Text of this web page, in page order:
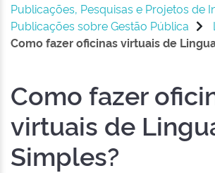
Publicações, Pesquisas e Projetos de
Publicações sobre Gestão Pública
Como fazer oficinas virtuais de
Como fazer
virtuais de
Simples?